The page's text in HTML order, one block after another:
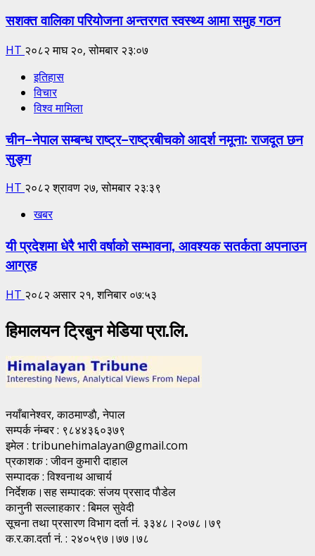
सशक्त वालिका परियोजना अन्तरगत स्वस्थ्य आमा समुह गठन
HT २०८२ माघ २०, सोमबार २३:०७
इतिहास
विचार
विश्व मामिला
चीन–नेपाल सम्बन्ध राष्ट्र–राष्ट्रबीचको आदर्श नमूना: राजदूत छन
सुङ्ग
HT २०८२ श्रावण २७, सोमबार २३:३९
खबर
यी प्रदेशमा धेरै भारी वर्षाको सम्भावना, आवश्यक सतर्कता अपनाउन
आग्रह
HT २०८२ असार २१, शनिबार ०७:५३
हिमालयन ट्रिबुन मेडिया प्रा.लि.
नयाँबानेश्वर, काठमाण्डाै, नेपाल
सम्पर्क नंम्बर : ९८४४३६०३७९
इमेल : tribunehimalayan@gmail.com
प्रकाशक : जीवन कुमारी दाहाल
सम्पादक : विश्वनाथ आचार्य
निर्देशक।सह सम्पादक: संजय प्रसाद पाैडेल
कानुनी सल्लाहकार : बिमल सुवेदी
सूचना तथा प्रसारण विभाग दर्ता नं. ३३४८।२०७८।७९
क.र.का.दर्ता नं. : २४०५९७।७७।७८